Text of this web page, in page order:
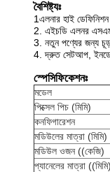
বৈশিষ্ট্যঃ
1এলনার হাই
2. এইচডি এলনর
3. নতুন পণ্যের জন্য
4. দ্রুত সেটআপ,
স্পেসিফিকেশনঃ
মডেল
পিক্সেল পিচ (মিমি)
কনফিগারেশন
মডিউলের মাত্রা (মিমি)
মডিউল ওজন ((কেজি)
প্যানেলের মাত্রা ((মিমি)